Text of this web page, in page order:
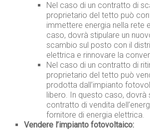
Nel caso di un contratto di
proprietario del tetto può
immettere energia nella rete
caso, dovrà stipulare un
scambio sul posto con il
elettrica e rinnovare la
Nel caso di un contratto di
proprietario del tetto può
prodotta dall’impianto
libero. In questo caso, dovrà
contratto di vendita
fornitore di energia elettrica.
Vendere l’impianto fotovoltaico: